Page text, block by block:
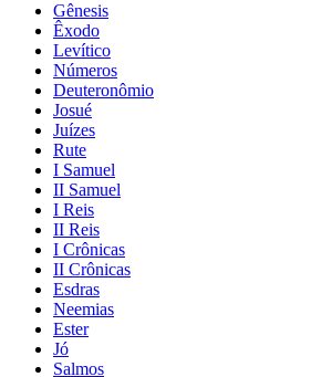
Gênesis
Êxodo
Levítico
Números
Deuteronômio
Josué
Juízes
Rute
I Samuel
II Samuel
I Reis
II Reis
I Crônicas
II Crônicas
Esdras
Neemias
Ester
Jó
Salmos